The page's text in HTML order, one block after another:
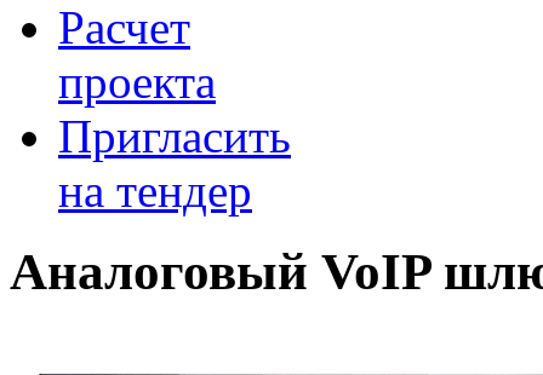
Расчет
проекта
Пригласить
на тендер
Аналоговый VoIP